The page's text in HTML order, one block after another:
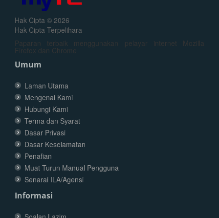
Hak Cipta © 2026
Hak Cipta Terpelihara
Paparan terbaik menggunakan pelayar internet Mozilla
Firefox dan Chrome
Umum
Laman Utama
Mengenai Kami
Hubungi Kami
Terma dan Syarat
Dasar Privasi
Dasar Keselamatan
Penafian
Muat Turun Manual Pengguna
Senarai ILA/Agensi
Informasi